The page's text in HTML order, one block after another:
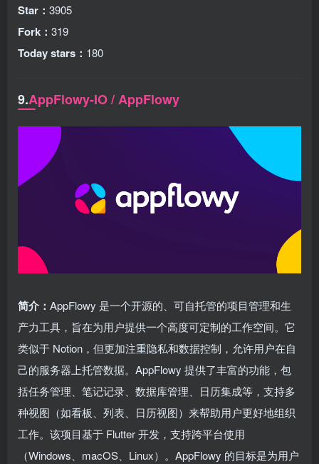
Star： 3905
Fork： 319
Today stars： 180
9.AppFlowy-IO / AppFlowy
简介： AppFlowy 是一个开源的、可自托管的项目管理和生
产力工具，旨在为用户提供一个高度可定制的工作空间。它
类似于 Notion，但更加注重隐私和数据控制，允许用户在自
己的服务器上托管数据。AppFlowy 提供了丰富的功能，包
括任务管理、笔记记录、数据库管理、日历集成等，支持多
种视图（如看板、列表、日历视图）来帮助用户更好地组织
工作。该项目基于 Flutter 开发，支持跨平台使用
（Windows、macOS、Linux）。AppFlowy 的目标是为用户